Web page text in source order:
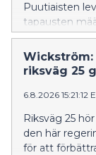
Puutiaisten
tapausten
vastaavaan
kesänä jo 49,
vuosien
Uudenmaan
henkilöä kuoli
Monet
riksväg 25
6.8.2026 15:21:12
Riksväg 25
den här
för att